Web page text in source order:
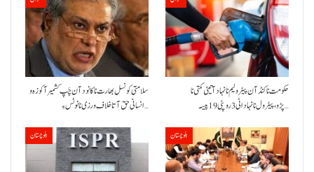
سلامتی کونسل بھارت نا کانود آن چَپ کشمیر آ کوزہ و
انسانی حق آتا خلاف ورزی نا نوٹس ءِ…
حکومت نا کنڈ آن پیٹرولیم نا نہاد آتیٹی کمتی نا
پڑو،پیٹرول نا نہاد اٹی 3 روپئی 19 پیسہ…
بلوچستان بلوچستان